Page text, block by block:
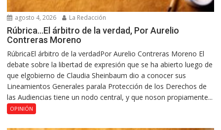
agosto 4, 2026 La Redacción
Rúbrica…El árbitro de la verdad, Por Aurelio
Contreras Moreno
RúbricaEl árbitro de la verdadPor Aurelio Contreras Moreno El
debate sobre la libertad de expresión que se ha abierto luego de
que elgobierno de Claudia Sheinbaum dio a conocer sus
Lineamientos Generales parala Protección de los Derechos de
las Audiencias tiene un nodo central, y que noson propiamente...
OPINIÓN